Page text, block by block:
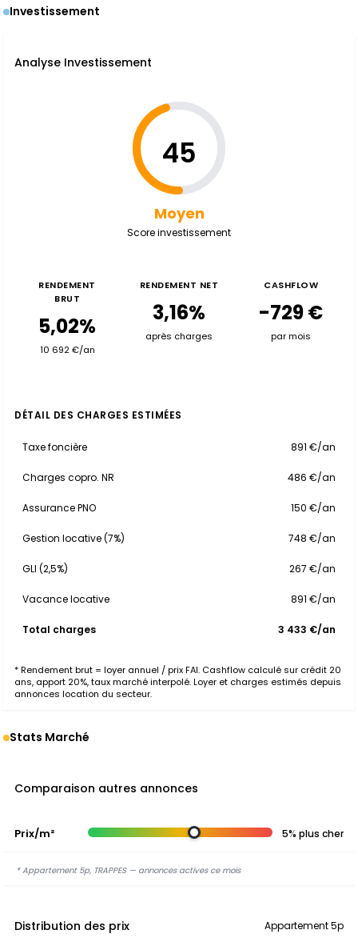
Investissement
Analyse Investissement
45
Moyen
Score investissement
RENDEMENT
BRUT
5,02%
10 692 €/an
RENDEMENT NET
3,16%
après charges
CASHFLOW
-729 €
par mois
DÉTAIL DES CHARGES ESTIMÉES
Taxe foncière 891 €/an
Charges copro. NR 486 €/an
Assurance PNO 150 €/an
Gestion locative (7%) 748 €/an
GLI (2,5%) 267 €/an
Vacance locative 891 €/an
Total charges 3 433 €/an
* Rendement brut = loyer annuel / prix FAI. Cashflow calculé sur crédit 20
ans, apport 20%, taux marché interpolé. Loyer et charges estimés depuis
annonces location du secteur.
Stats Marché
Comparaison autres annonces
Prix/m² 5% plus cher
* Appartement 5p, TRAPPES — annonces actives ce mois
Distribution des prix Appartement 5p